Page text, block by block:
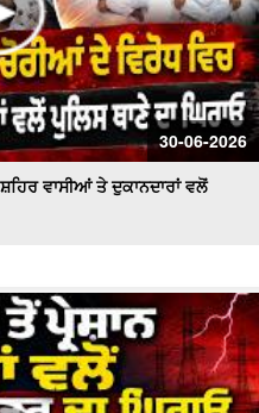
30-06-2026
ਵਾਸੀਆਂ ਤੇ ਦੁਕਾਨਦਾਰਾਂ ਵਲੋਂ